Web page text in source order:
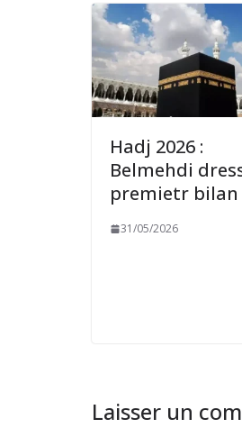
Hadj 2026 :
Belmehdi
premietr bilan
31/05/2026
Laisser un